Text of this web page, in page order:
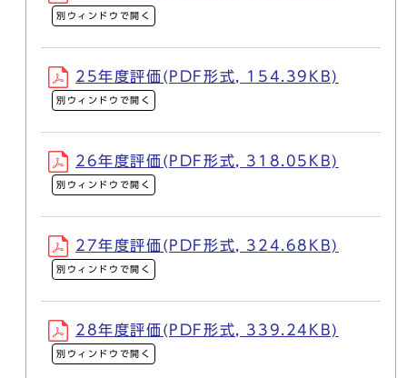
別ウィンドウで開く
25年度評価(PDF形式, 154.39KB)
別ウィンドウで開く
26年度評価(PDF形式, 318.05KB)
別ウィンドウで開く
27年度評価(PDF形式, 324.68KB)
別ウィンドウで開く
28年度評価(PDF形式, 339.24KB)
別ウィンドウで開く